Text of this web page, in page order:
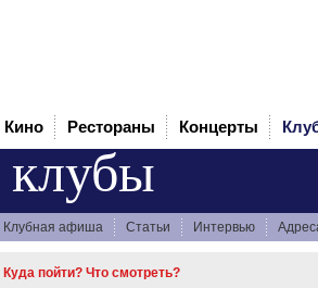
Кино Рестораны Концерты
клубы
Клубная афиша Статьи Интервью
Куда пойти? Что смотреть?